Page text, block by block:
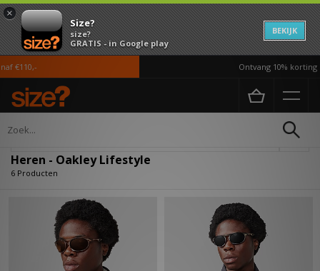
×
Size?
size?
GRATIS - in Google play
BEKIJK
€110,- Ontvang 10% korting in
Home Heren
Heren - Oakley Lifestyle
6 Producten